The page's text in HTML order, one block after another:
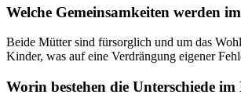
Welche Gemeinsamkeiten werden
Beide Mütter sind fürsorglich und um das
Kinder, was auf eine Verdrängung eigener
Worin bestehen die Unterschiede